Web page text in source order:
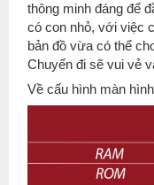
thông minh đáng để
có con nhỏ, với việc
bản đồ vừa có thể
Chuyến đi sẽ vui vẻ
Về cấu hình màn